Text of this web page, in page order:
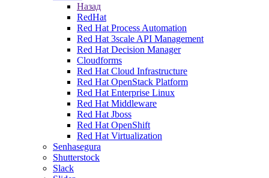
Назад
RedHat
Red Hat Process Automation
Red Hat 3scale API Management
Red Hat Decision Manager
Cloudforms
Red Hat Cloud Infrastructure
Red Hat OpenStack Platform
Red Hat Enterprise Linux
Red Hat Middleware
Red Hat Jboss
Red Hat OpenShift
Red Hat Virtualization
Senhasegura
Shutterstock
Slack